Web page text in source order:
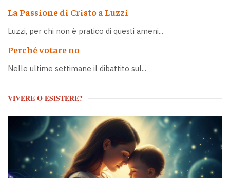
La Passione di Cristo a Luzzi
Luzzi, per chi non è pratico di questi ameni...
Perché votare no
Nelle ultime settimane il dibattito sul...
VIVERE O ESISTERE?